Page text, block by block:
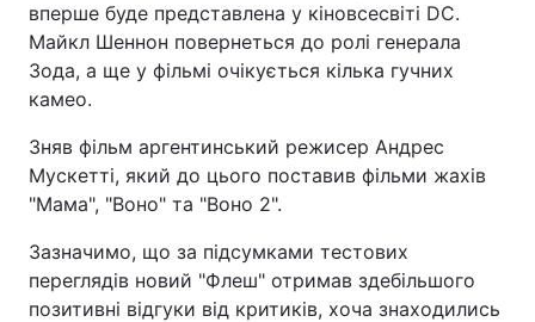
вперше буде представлена у кіновсесвіті DC.
Майкл Шеннон повернеться до ролі генерала
Зода, а ще у фільмі очікується кілька гучних
камео.
Зняв фільм аргентинський режисер Андрес
Мускетті, який до цього поставив фільми жахів
"Мама", "Воно" та "Воно 2".
Зазначимо, що за підсумками тестових
переглядів новий "Флеш" отримав здебільшого
позитивні відгуки від критиків, хоча знаходились